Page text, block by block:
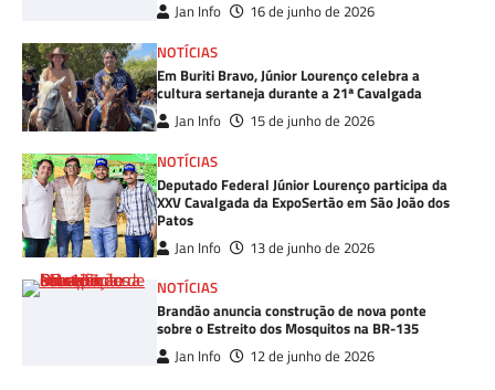
Jan Info
16 de junho de 2026
NOTÍCIAS
Em Buriti Bravo, Júnior Lourenço celebra a
cultura sertaneja durante a 21ª Cavalgada
Jan Info
15 de junho de 2026
NOTÍCIAS
Deputado Federal Júnior Lourenço participa da
XXV Cavalgada da ExpoSertão em São João dos
Patos
Jan Info
13 de junho de 2026
NOTÍCIAS
Brandão anuncia construção de nova ponte
sobre o Estreito dos Mosquitos na BR-135
Jan Info 12 de junho de 2026